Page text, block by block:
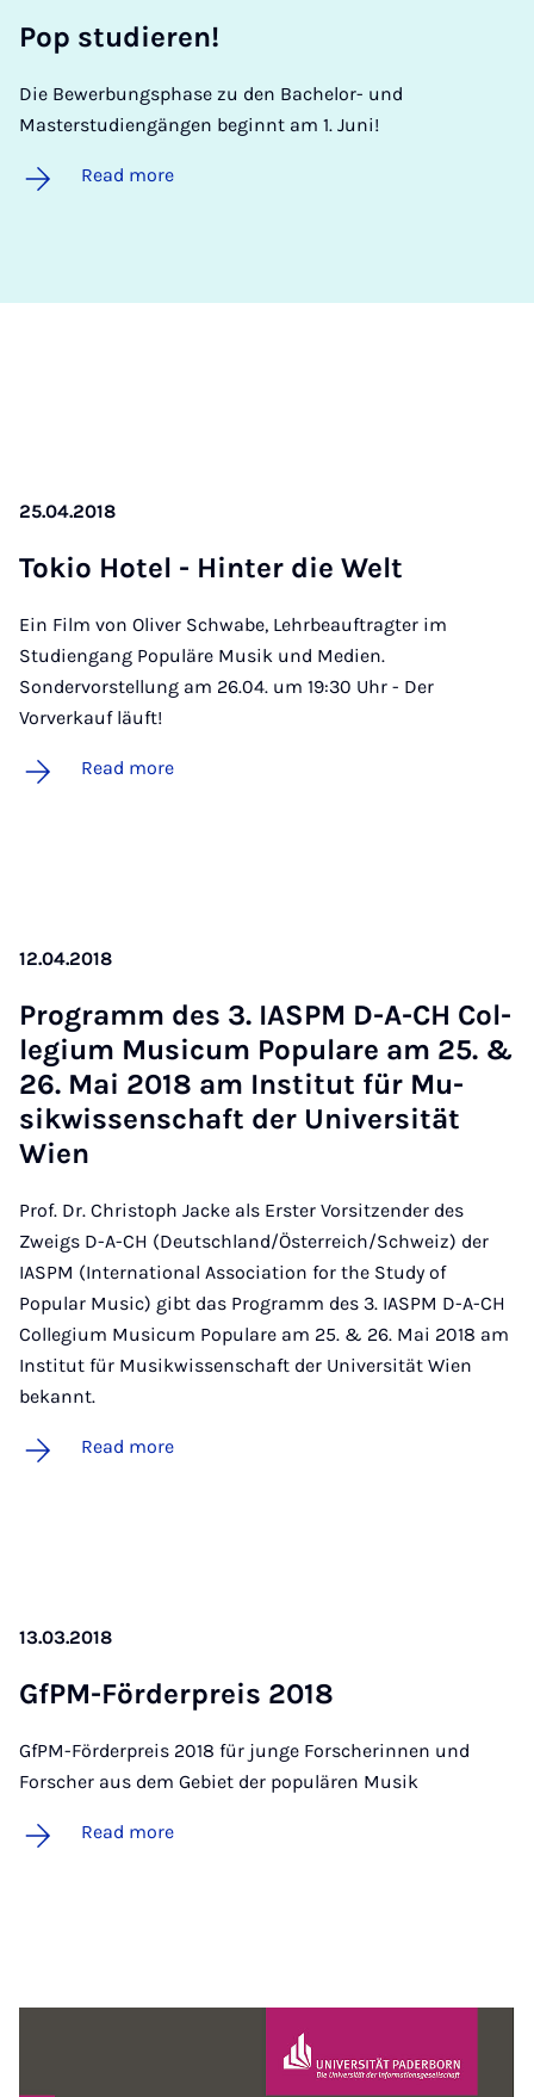
Pop stud­ier­en!
Die Bewerbungsphase zu den Bachelor- und
Masterstudiengängen beginnt am 1. Juni!
Read more
25.04.2018
Tokio Hotel - Hinter die Welt
Ein Film von Oliver Schwabe, Lehrbeauftragter im
Studiengang Populäre Musik und Medien.
Sondervorstellung am 26.04. um 19:30 Uhr - Der
Vorverkauf läuft!
Read more
12.04.2018
Pro­gramm des 3. IASPM D-A-CH Col­
legi­um Mu­sic­um Pop­ulare am 25. &
26. Mai 2018 am In­sti­tut für Mu­
sikwis­senschaft der Uni­versität
Wien
Prof. Dr. Christoph Jacke als Erster Vorsitzender des
Zweigs D-A-CH (Deutschland/Österreich/Schweiz) der
IASPM (International Association for the Study of
Popular Music) gibt das Programm des 3. IASPM D-A-CH
Collegium Musicum Populare am 25. & 26. Mai 2018 am
Institut für Musikwissenschaft der Universität Wien
bekannt.
Read more
13.03.2018
GfPM-Förder­preis 2018
GfPM-Förderpreis 2018 für junge Forscherinnen und
Forscher aus dem Gebiet der populären Musik
Read more